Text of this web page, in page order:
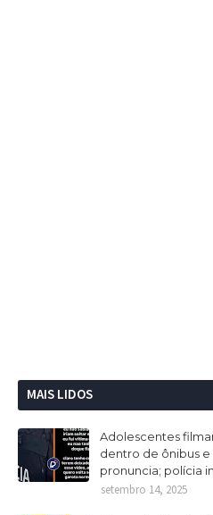
MAIS LIDOS
Adolescentes
dentro de ônibus
pronuncia; polícia
setembro 14, 2025